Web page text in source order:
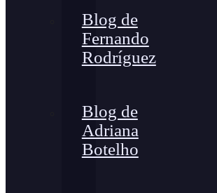
Blog de
Fernando
Rodríguez
Blog de
Adriana
Botelho